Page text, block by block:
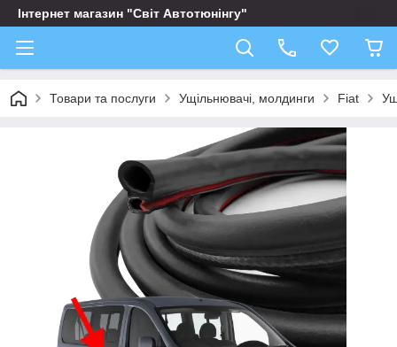
Інтернет магазин "Світ Автотюнінгу"
Товари та послуги Ущільнювачі, молдинги Fiat